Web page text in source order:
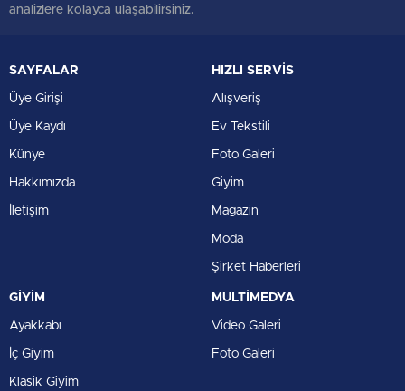
analizlere kolayca ulaşabilirsiniz.
SAYFALAR
Üye Girişi
Üye Kaydı
Künye
Hakkımızda
İletişim
HIZLI SERVİS
Alışveriş
Ev Tekstili
Foto Galeri
Giyim
Magazin
Moda
Şirket Haberleri
GİYİM
Ayakkabı
İç Giyim
Klasik Giyim
MULTİMEDYA
Video Galeri
Foto Galeri